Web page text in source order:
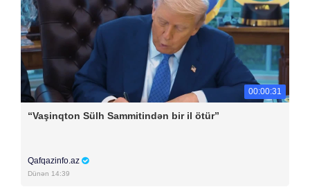
00:00:31
“Vaşinqton Sülh Sammitindən bir il ötür”
Qafqazinfo.az
Dünən 14:39